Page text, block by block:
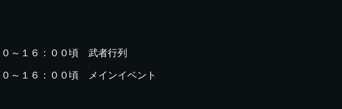
～１６：００頃 武者行列
～１６：００頃 メインイベント